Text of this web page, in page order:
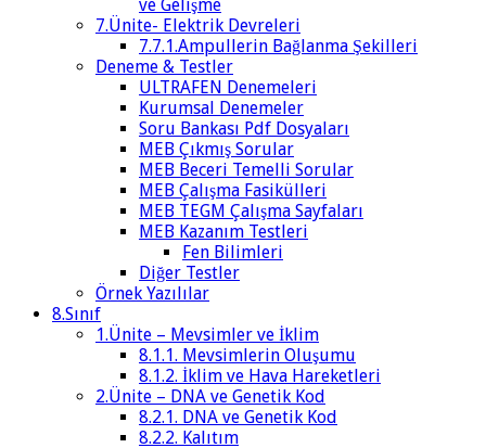
ve Gelişme
7.Ünite- Elektrik Devreleri
7.7.1.Ampullerin Bağlanma Şekilleri
Deneme & Testler
ULTRAFEN Denemeleri
Kurumsal Denemeler
Soru Bankası Pdf Dosyaları
MEB Çıkmış Sorular
MEB Beceri Temelli Sorular
MEB Çalışma Fasikülleri
MEB TEGM Çalışma Sayfaları
MEB Kazanım Testleri
Fen Bilimleri
Diğer Testler
Örnek Yazılılar
8.Sınıf
1.Ünite – Mevsimler ve İklim
8.1.1. Mevsimlerin Oluşumu
8.1.2. İklim ve Hava Hareketleri
2.Ünite – DNA ve Genetik Kod
8.2.1. DNA ve Genetik Kod
8.2.2. Kalıtım